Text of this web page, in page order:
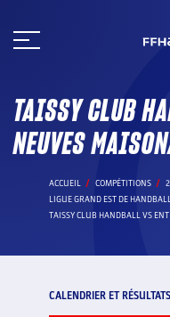
au
TAISSY CLUB
NEUVES
ACCUEIL COMPÉTITIONS
LIGUE GRAND EST DE
TAISSY CLUB HANDBALL VS
CALENDRIER ET RÉSULTATS